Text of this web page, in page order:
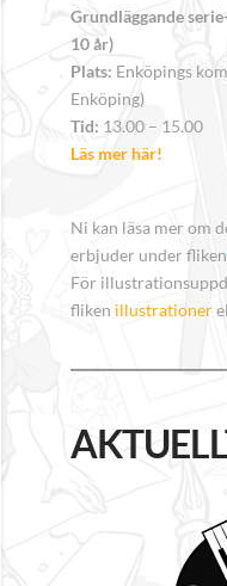
Grundläggande
10 år)
Plats: Enköpings
Enköping)
Tid: 13.00 – 15.00
Läs mer här!
Ni kan läsa mer om
erbjuder under
För
fliken illustrationer